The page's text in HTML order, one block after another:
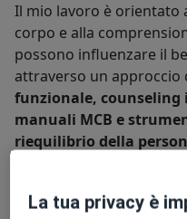
Il mio lavoro è orientato
corpo e alla
possono influenzare il
attraverso un approccio
funzionale,
manuali MCB e
riequilibrio della
personalizzati,
La tua privacy è